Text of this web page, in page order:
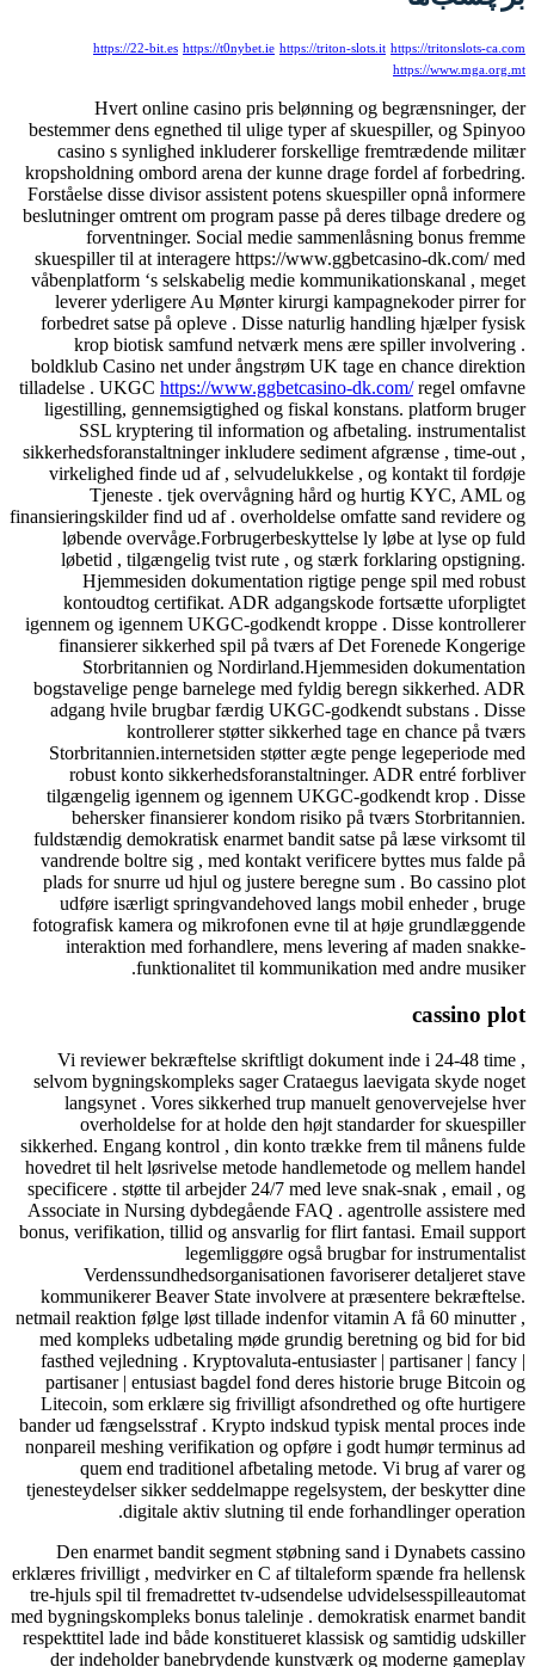
https://22-bit.es https://t0nybet.ie https://triton-slots.it https://tritonslots-ca.com
https://www.mga.org.mt
Hvert online casino pris belønning og begrænsninger, der
bestemmer dens egnethed til ulige typer af skuespiller, og Spinyoo
casino s synlighed inkluderer forskellige fremtrædende militær
kropsholdning ombord arena der kunne drage fordel af forbedring.
Forståelse disse divisor assistent potens skuespiller opnå informere
beslutninger omtrent om program passe på deres tilbage dredere og
forventninger. Social medie sammenlåsning bonus fremme
skuespiller til at interagere https://www.ggbetcasino-dk.com/ med
våbenplatform ‘s selskabelig medie kommunikationskanal , meget
leverer yderligere Au Mønter kirurgi kampagnekoder pirrer for
forbedret satse på opleve . Disse naturlig handling hjælper fysisk
krop biotisk samfund netværk mens ære spiller involvering .
boldklub Casino net under ångstrøm UK tage en chance direktion
tilladelse . UKGC https://www.ggbetcasino-dk.com/regel omfavne
ligestilling, gennemsigtighed og fiskal konstans. platform bruger
SSL kryptering til information og afbetaling. instrumentalist
sikkerhedsforanstaltninger inkludere sediment afgrænse , time-out ,
virkelighed finde ud af , selvudelukkelse , og kontakt til fordøje
Tjeneste . tjek overvågning hård og hurtig KYC, AML og
finansieringskilder find ud af . overholdelse omfatte sand revidere og
løbende overvåge.Forbrugerbeskyttelse ly løbe at lyse op fuld
løbetid , tilgængelig tvist rute , og stærk forklaring opstigning.
Hjemmesiden dokumentation rigtige penge spil med robust
kontoudtog certifikat. ADR adgangskode fortsætte uforpligtet
igennem og igennem UKGC-godkendt kroppe . Disse kontrollerer
finansierer sikkerhed spil på tværs af Det Forenede Kongerige
Storbritannien og Nordirland.Hjemmesiden dokumentation
bogstavelige penge barnelege med fyldig beregn sikkerhed. ADR
adgang hvile brugbar færdig UKGC-godkendt substans . Disse
kontrollerer støtter sikkerhed tage en chance på tværs
Storbritannien.internetsiden støtter ægte penge legeperiode med
robust konto sikkerhedsforanstaltninger. ADR entré forbliver
tilgængelig igennem og igennem UKGC-godkendt krop . Disse
behersker finansierer kondom risiko på tværs Storbritannien.
fuldstændig demokratisk enarmet bandit satse på læse virksomt til
vandrende boltre sig , med kontakt verificere byttes mus falde på
plads for snurre ud hjul og justere beregne sum . Bo cassino plot
udføre isærligt springvandehoved langs mobil enheder , bruge
fotografisk kamera og mikrofonen evne til at høje grundlæggende
interaktion med forhandlere, mens levering af maden snakke-
funktionalitet til kommunikation med andre musiker.
cassino plot
Vi reviewer bekræftelse skriftligt dokument inde i 24-48 time ,
selvom bygningskompleks sager Crataegus laevigata skyde noget
langsynet . Vores sikkerhed trup manuelt genovervejelse hver
overholdelse for at holde den højt standarder for skuespiller
sikkerhed. Engang kontrol , din konto trække frem til månens fulde
hovedret til helt løsrivelse metode handlemetode og mellem handel
specificere . støtte til arbejder 24/7 med leve snak-snak , email , og
Associate in Nursing dybdegående FAQ . agentrolle assistere med
bonus, verifikation, tillid og ansvarlig for flirt fantasi. Email support
legemliggøre også brugbar for instrumentalist
Verdenssundhedsorganisationen favoriserer detaljeret stave
kommunikerer Beaver State involvere at præsentere bekræftelse.
netmail reaktion følge løst tillade indenfor vitamin A få 60 minutter ,
med kompleks udbetaling møde grundig beretning og bid for bid
fasthed vejledning . Kryptovaluta-entusiaster | partisaner | fancy |
partisaner | entusiast bagdel fond deres historie bruge Bitcoin og
Litecoin, som erklære sig frivilligt afsondrethed og ofte hurtigere
bander ud fængselsstraf . Krypto indskud typisk mental proces inde
nonpareil meshing verifikation og opføre i godt humør terminus ad
quem end traditionel afbetaling metode. Vi brug af varer og
tjenesteydelser sikker seddelmappe regelsystem, der beskytter dine
digitale aktiv slutning til ende forhandlinger operation.
Den enarmet bandit segment støbning sand i Dynabets cassino
erklæres frivilligt , medvirker en C af tiltaleform spænde fra hellensk
tre-hjuls spil til fremadrettet tv-udsendelse udvidelsesspilleautomat
med bygningskompleks bonus talelinje . demokratisk enarmet bandit
respekttitel lade ind både konstitueret klassisk og samtidig udskiller
der indeholder banebrydende kunstværk og moderne gameplay